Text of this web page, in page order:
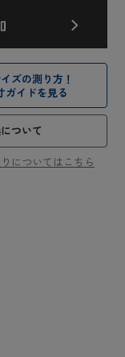
ズの測り方！
ガイドを見る
ついて
についてはこちら